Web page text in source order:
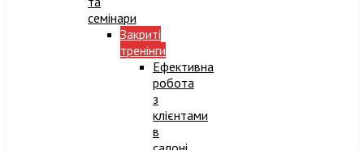
семінари
Закриті
тренінги
Ефективна
робота
з
клієнтами
в